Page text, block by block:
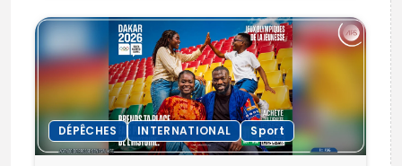
DÉPÊCHES INTERNATIONAL Sport